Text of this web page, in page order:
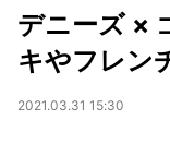
デニーズ ×
キやフレン
2021.03.31 15:30